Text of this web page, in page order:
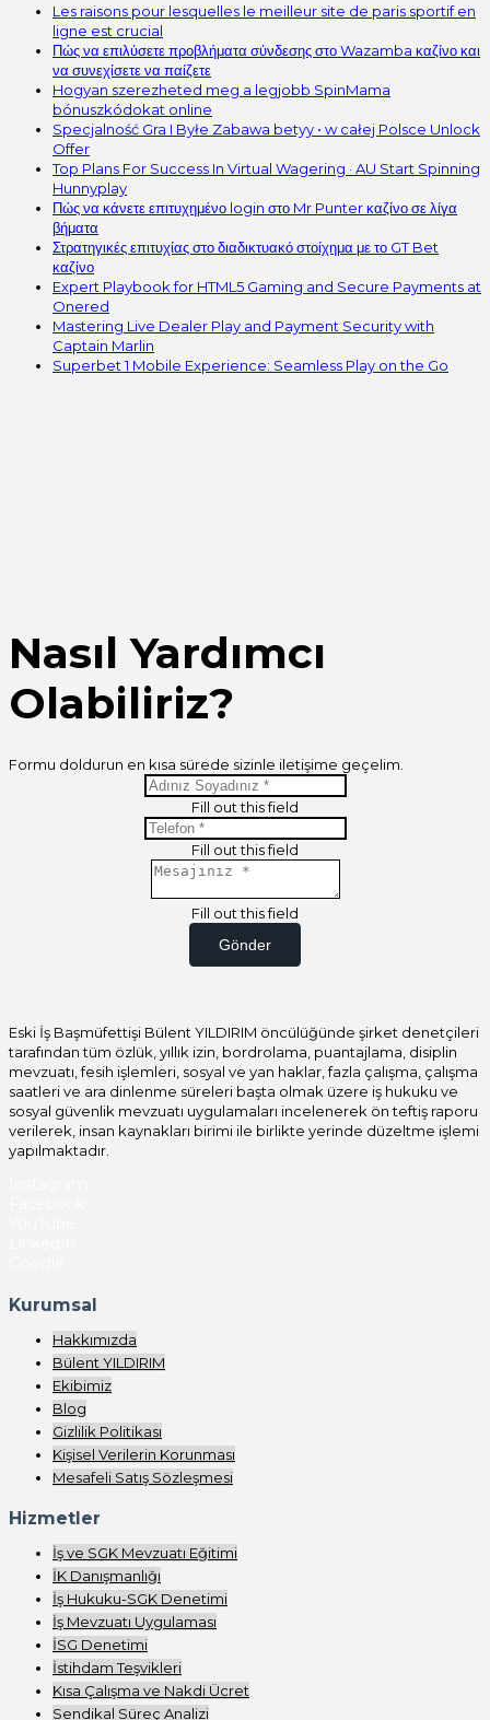
Les raisons pour lesquelles le meilleur site de paris sportif en
ligne est crucial
Πώς να επιλύσετε προβλήματα σύνδεσης στο Wazamba καζίνο και
να συνεχίσετε να παίζετε
Hogyan szerezheted meg a legjobb SpinMama
bónuszkódokat online
Specjalność Gra I Byłe Zabawa betyy • w całej Polsce Unlock
Offer
Top Plans For Success In Virtual Wagering · AU Start Spinning
Hunnyplay
Πώς να κάνετε επιτυχημένο login στο Mr Punter καζίνο σε λίγα
βήματα
Στρατηγικές επιτυχίας στο διαδικτυακό στοίχημα με το GT Bet
καζίνο
Expert Playbook for HTML5 Gaming and Secure Payments at
Onered
Mastering Live Dealer Play and Payment Security with
Captain Marlin
Superbet 1 Mobile Experience: Seamless Play on the Go
Nasıl Yardımcı
Olabiliriz?
Formu doldurun en kısa sürede sizinle iletişime geçelim.
Fill out this field
Fill out this field
Fill out this field
Gönder
Eski İş Başmüfettişi Bülent YILDIRIM öncülüğünde şirket denetçileri
tarafından tüm özlük, yıllık izin, bordrolama, puantajlama, disiplin
mevzuatı, fesih işlemleri, sosyal ve yan haklar, fazla çalışma, çalışma
saatleri ve ara dinlenme süreleri başta olmak üzere iş hukuku ve
sosyal güvenlik mevzuatı uygulamaları incelenerek ön teftiş raporu
verilerek, insan kaynakları birimi ile birlikte yerinde düzeltme işlemi
yapılmaktadır.
Kurumsal
Hakkımızda
Bülent YILDIRIM
Ekibimiz
Blog
Gizlilik Politikası
Kişisel Verilerin Korunması
Mesafeli Satış Sözleşmesi
Hizmetler
İş ve SGK Mevzuatı Eğitimi
İK Danışmanlığı
İş Hukuku-SGK Denetimi
İş Mevzuatı Uygulaması
İSG Denetimi
İstihdam Teşvikleri
Kısa Çalışma ve Nakdi Ücret
Sendikal Süreç Analizi